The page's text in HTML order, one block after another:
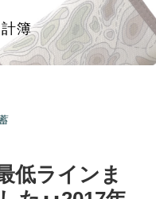
簿
低ラインま